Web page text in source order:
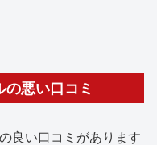
悪い口コミ
良い口コミがあります